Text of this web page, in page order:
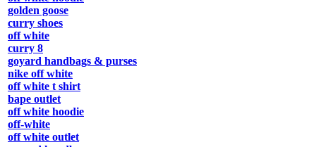
golden goose
curry shoes
off white
curry 8
goyard handbags & purses
nike off white
off white t shirt
bape outlet
off white hoodie
off-white
off white outlet